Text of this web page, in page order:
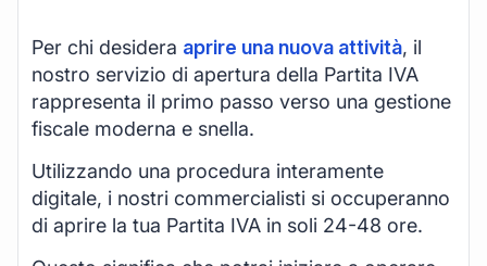
Per chi desidera aprire una nuova attività, il
nostro servizio di apertura della Partita IVA
rappresenta il primo passo verso una gestione
fiscale moderna e snella.
Utilizzando una procedura interamente
digitale, i nostri commercialisti si occuperanno
di aprire la tua Partita IVA in soli 24-48 ore.